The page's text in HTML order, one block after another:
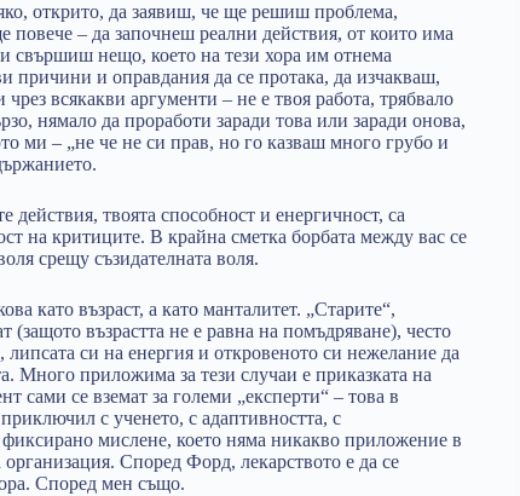
открито, да заявиш, че ще решиш проблема,
повече – да започнеш реални действия, от които има
свършиш нещо, което на тези хора им отнема
причини и оправдания да се протака, да изчакваш,
всякакви аргументи – не е твоя работа, трябвало
нямало да проработи заради това или заради онова,
ми – „не че не си прав, но го казваш много грубо и
твоята способност и енергичност, са
на критиците. В крайна сметка борбата между вас се
срещу съзидателната воля.
като възраст, а като манталитет. „Старите“,
(защото възрастта не е равна на помъдряване), често
липсата си на енергия и откровеното си нежелание да
Много приложима за тези случаи е приказката на
сами се вземат за големи „експерти“ – това в
с ученето, с адаптивността, с
мислене, което няма никакво приложение в
Според Форд, лекарството е да се
Според мен също.